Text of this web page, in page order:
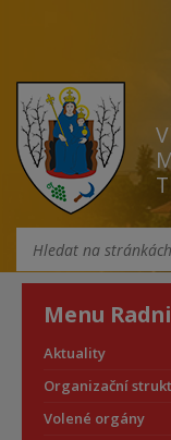
Menu
Aktuality
Organizační
Volené orgány